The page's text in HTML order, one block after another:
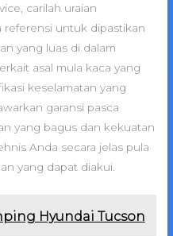
carilah uraian
referensi untuk dipastikan
yang luas di dalam
asal mula kaca yang
keselamatan yang
garansi pasca
yang bagus dan kekuatan
Anda secara jelas pula
yang dapat diakui.
Hyundai Tucson